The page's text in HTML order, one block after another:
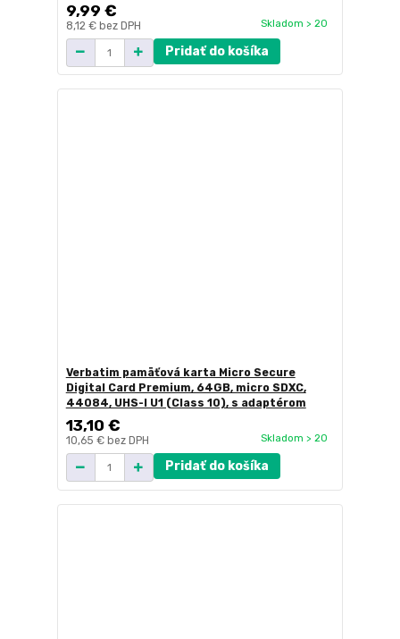
9,99 €
8,12 € bez DPH Skladom > 20
Pridať do košíka
Verbatim pamäťová karta Micro Secure
Digital Card Premium, 64GB, micro SDXC,
44084, UHS-I U1 (Class 10), s adaptérom
13,10 €
10,65 € bez DPH Skladom > 20
Pridať do košíka